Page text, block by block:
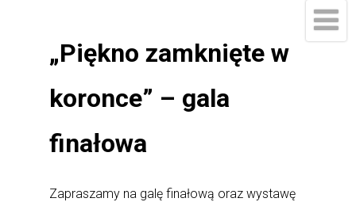
„Piękno zamknięte w
koronce” – gala
finałowa
Zapraszamy na galę finałową oraz wystawę